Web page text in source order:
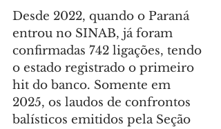
Desde 2022, quando o Paraná
entrou no SINAB, já foram
confirmadas 742 ligações, tendo
o estado registrado o primeiro
hit do banco. Somente em
2025, os laudos de confrontos
balísticos emitidos pela Seção